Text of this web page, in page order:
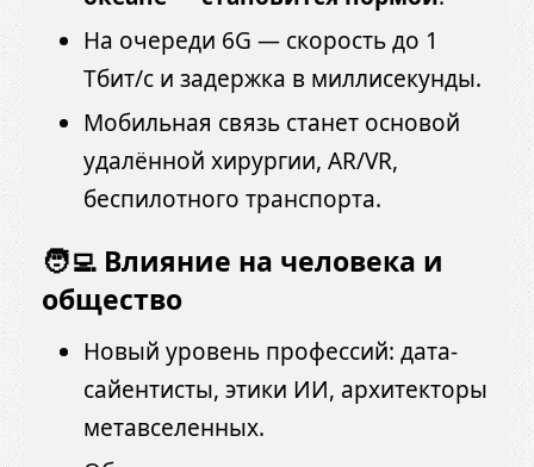
На очереди 6G — скорость до 1
Тбит/с и задержка в миллисекунды.
Мобильная связь станет основой
удалённой хирургии, AR/VR,
беспилотного транспорта.
🧑‍💻 Влияние на человека и
общество
Новый уровень профессий: дата-
сайентисты, этики ИИ, архитекторы
метавселенных.